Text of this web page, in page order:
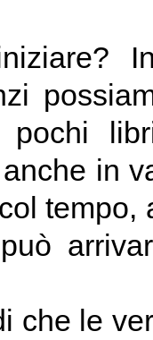
pochi
in
che le